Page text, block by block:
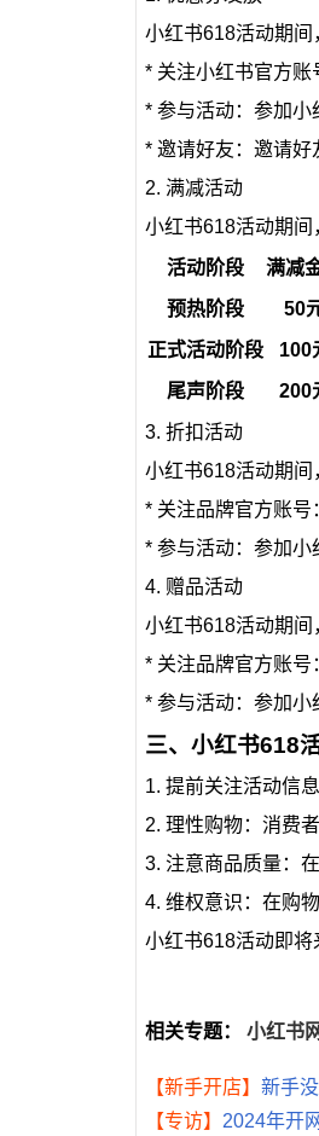
小红书618活动期间
* 关注小红书官方账
* 参与活动：参加小
* 邀请好友：邀请好
2. 满减活动
小红书618活动期间
活动阶段
满减
预热阶段
50
正式活动阶段
100
尾声阶段
200
3. 折扣活动
小红书618活动期间
* 关注品牌官方账号
* 参与活动：参加小
4. 赠品活动
小红书618活动期间
* 关注品牌官方账号
* 参与活动：参加小
三、小红书618
1. 提前关注活动信
2. 理性购物：消费
3. 注意商品质量：
4. 维权意识：在购
小红书618活动即将
相关专题： 小红书
【新手开店】 新手
【专访】 2024年开